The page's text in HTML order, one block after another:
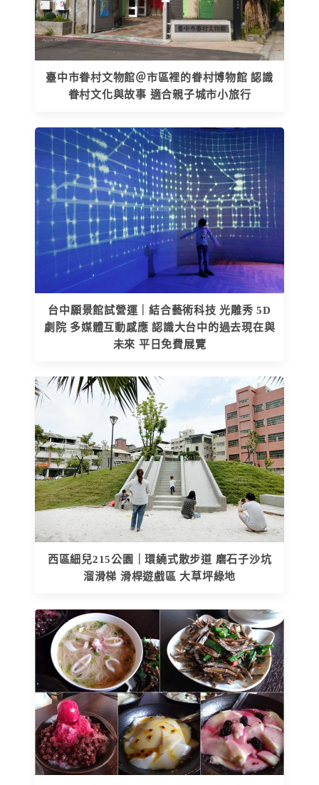
臺中市眷村文物館＠市區裡的眷村博物館 認識
眷村文化與故事 適合親子城市小旅行
台中願景館試營運｜結合藝術科技 光雕秀 5D
劇院 多媒體互動感應 認識大台中的過去現在與
未來 平日免費展覽
西區細兒215公園｜環繞式散步道 磨石子沙坑
溜滑梯 滑桿遊戲區 大草坪綠地